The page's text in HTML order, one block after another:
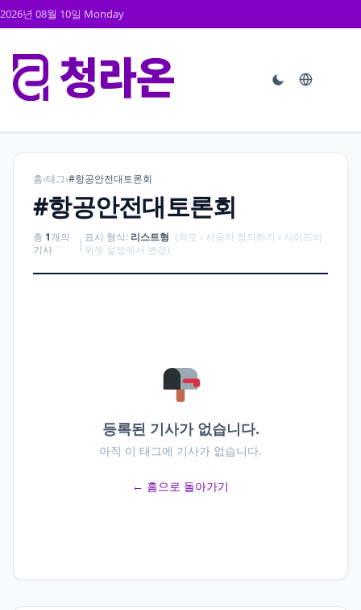
2026년 08월 10일 Monday
홈›태그›#항공안전대토론회
#항공안전대토론회
총 1개의
기사
| 표시 형식: 리스트형 (외모 › 사용자 정의하기 › 사이드바
위젯 설정에서 변경)
등록된 기사가 없습니다.
아직 이 태그에 기사가 없습니다.
← 홈으로 돌아가기